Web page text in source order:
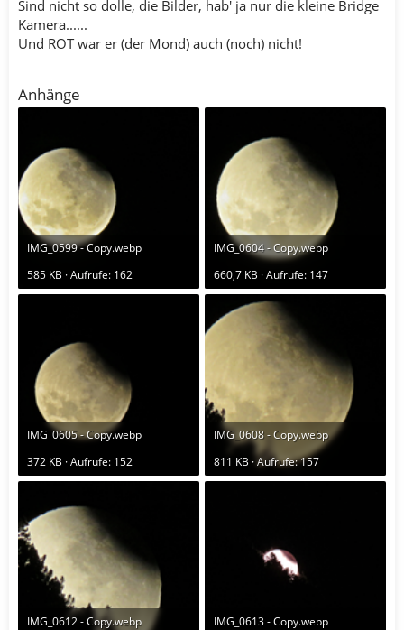
Sind nicht so dolle, die Bilder, hab' ja nur die kleine Bridge
Kamera......
Und ROT war er (der Mond) auch (noch) nicht!
Anhänge
IMG_0599 - Copy.webp
585 KB · Aufrufe: 162
IMG_0604 - Copy.webp
660,7 KB · Aufrufe: 147
IMG_0605 - Copy.webp
372 KB · Aufrufe: 152
IMG_0608 - Copy.webp
811 KB · Aufrufe: 157
IMG_0612 - Copy.webp
IMG_0613 - Copy.webp